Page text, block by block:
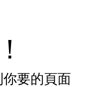
要的頁面